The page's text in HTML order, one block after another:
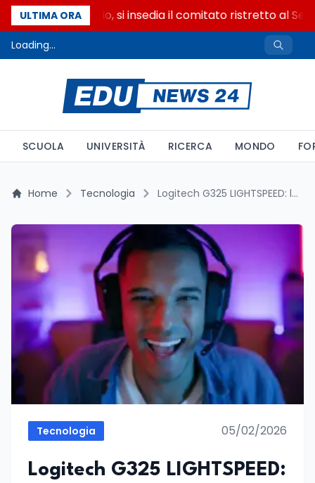
ULTIMA ORA
Riforma del calcio, si insedia il comitato ristretto al
Loading...
SCUOLA UNIVERSITÀ RICERCA MONDO
Home Tecnologia Logitech G325 LIGHTSPEED: l’audio premium del gaming wireless a portata di tutti
Tecnologia 05/02/2026
Logitech G325 LIGHTSPEED: